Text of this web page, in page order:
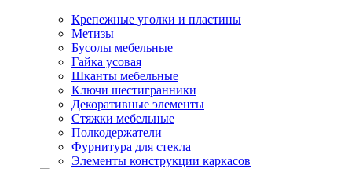
Крепежные уголки и пластины
Метизы
Бусолы мебельные
Гайка усовая
Шканты мебельные
Ключи шестигранники
Декоративные элементы
Стяжки мебельные
Полкодержатели
Фурнитура для стекла
Элементы конструкции каркасов